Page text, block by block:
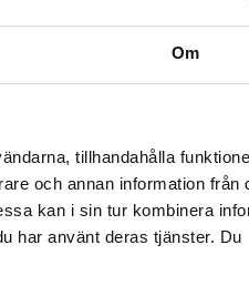
Om
tillhandahålla
och annan information från
kan i sin tur kombinera
har använt deras tjänster. Du